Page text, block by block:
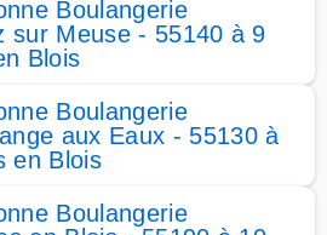
Boulangerie
sur Meuse - 55140 à 9
Blois
Boulangerie
aux Eaux - 55130 à
en Blois
Boulangerie